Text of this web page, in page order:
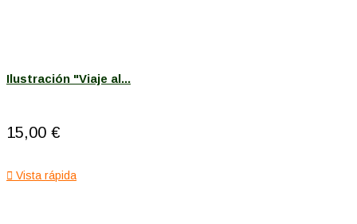
Ilustración "Viaje al...
15,00 €
 Vista rápida